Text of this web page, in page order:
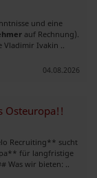
und eine
auf Rechnung).
Vladimir Ivakin ..
04.08.2026
Osteuropa!!
Recruiting** sucht
für langfristige
Was wir bieten: ..